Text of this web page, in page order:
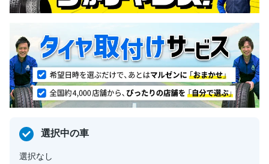
選択中の車
選択なし